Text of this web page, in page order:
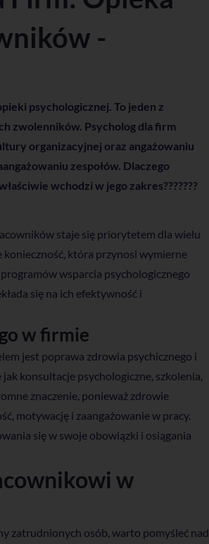
-
psychologicznej. To jeden z
zwolenników. Psycholog dla firm
organizacyjnej oraz angażowaniu
zespołów. Dlaczego
wchodzi w jego zakres???????
staje się priorytetem dla wielu
która przynosi wymierne
wsparcia psychologicznego
się na ich efektywność i
w firmie
jest poprawa zdrowia psychicznego i
konsultacje psychologiczne, szkolenia,
znaczenie, ponieważ zdrowie
motywację i zaangażowanie w pracy.
się w swoje obowiązki i osiągania
w
zatrudnionych osób, warto pomyśleć nad